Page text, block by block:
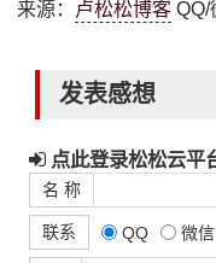
来源： 卢松松博客 QQ/
发表感想
点此登录松松云平
名 称
联系 QQ 微信